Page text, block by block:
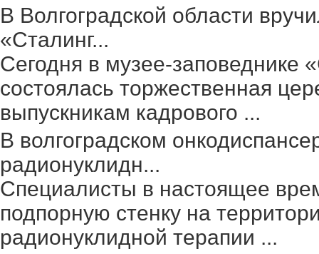
В Волгоградской области
«Сталинг...
Сегодня в музее-заповеднике
состоялась торжественная
выпускникам кадрового ...
В волгоградском
радионуклидн...
Специалисты в настоящее
подпорную стенку на
радионуклидной терапии ...